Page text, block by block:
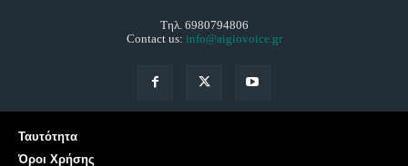
Τηλ. 6980794806
Contact us: info@aigiovoice.gr
Ταυτότητα
Όροι Χρήσης